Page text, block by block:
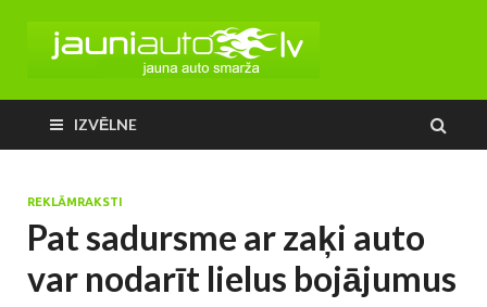
IZVĒLNE
REKLĀMRAKSTI
Pat sadursme ar zaķi auto
var nodarīt lielus bojājumus